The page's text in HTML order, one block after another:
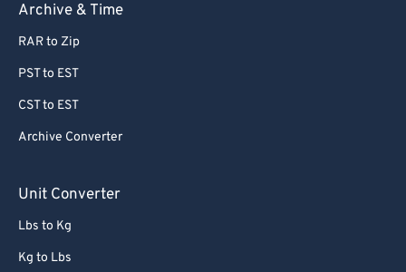
Archive & Time
RAR to Zip
PST to EST
CST to EST
Archive Converter
Unit Converter
Lbs to Kg
Kg to Lbs